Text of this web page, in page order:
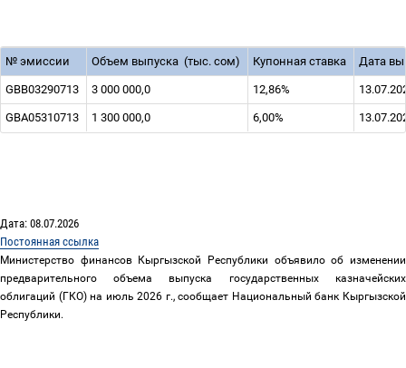
№ эмиссии Объем выпуска (тыс. сом) Купонная ставка Дата
GBB03290713 3 000 000,0 12,86%
GBA05310713 1 300 000,0 6,00%
Дата: 08.07.2026
Постоянная ссылка
Министерство финансов Кыргызской Республики объявило об изменении
предварительного объема выпуска государственных казначейских
облигаций (ГКО) на июль 2026 г., сообщает Национальный банк Кыргызской
Республики.